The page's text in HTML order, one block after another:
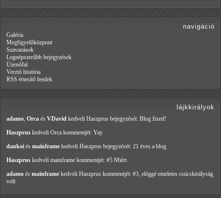
navigáció
Galéria
Megfigyelőközpont
Szavazások
Legnépszerűbb bejegyzések
Üzenőfal
Verzió história
RSS értesítő feedek
lájkkirályok
adamo, Orca és VDavid kedveli Haszprus bejegyzését: Blog fixed!
Haszprus kedveli Orca kommentjét: Yay
dankoi és mainframe kedveli Haszprus bejegyzését: 21 éves a blog
Haszprus kedveli mainframe kommentjét: #5 Miért
adamo és mainframe kedveli Haszprus kommentjét: #3, eléggé emeletes csúcskirályság
volt